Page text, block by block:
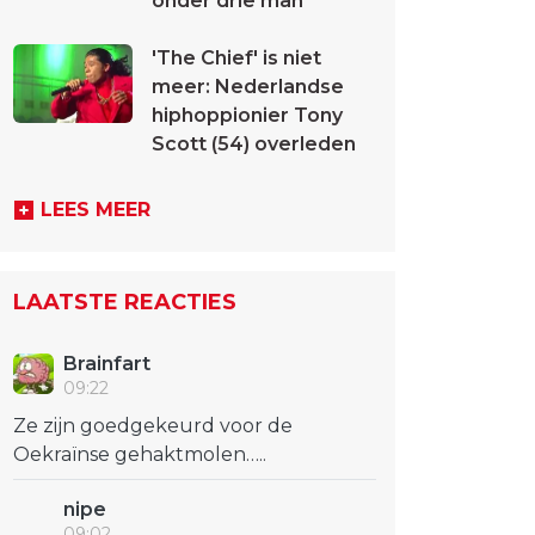
'The Chief' is niet
meer: Nederlandse
hiphoppionier Tony
Scott (54) overleden
LEES MEER
LAATSTE REACTIES
Brainfart
09:22
Ze zijn goedgekeurd voor de
Oekraïnse gehaktmolen…..
nipe